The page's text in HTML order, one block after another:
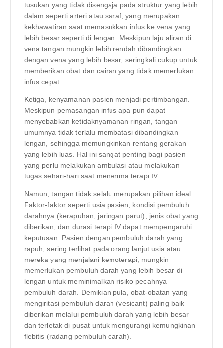
tusukan yang tidak disengaja pada struktur yang lebih
dalam seperti arteri atau saraf, yang merupakan
kekhawatiran saat memasukkan infus ke vena yang
lebih besar seperti di lengan. Meskipun laju aliran di
vena tangan mungkin lebih rendah dibandingkan
dengan vena yang lebih besar, seringkali cukup untuk
memberikan obat dan cairan yang tidak memerlukan
infus cepat.
Ketiga, kenyamanan pasien menjadi pertimbangan.
Meskipun pemasangan infus apa pun dapat
menyebabkan ketidaknyamanan ringan, tangan
umumnya tidak terlalu membatasi dibandingkan
lengan, sehingga memungkinkan rentang gerakan
yang lebih luas. Hal ini sangat penting bagi pasien
yang perlu melakukan ambulasi atau melakukan
tugas sehari-hari saat menerima terapi IV.
Namun, tangan tidak selalu merupakan pilihan ideal.
Faktor-faktor seperti usia pasien, kondisi pembuluh
darahnya (kerapuhan, jaringan parut), jenis obat yang
diberikan, dan durasi terapi IV dapat mempengaruhi
keputusan. Pasien dengan pembuluh darah yang
rapuh, sering terlihat pada orang lanjut usia atau
mereka yang menjalani kemoterapi, mungkin
memerlukan pembuluh darah yang lebih besar di
lengan untuk meminimalkan risiko pecahnya
pembuluh darah. Demikian pula, obat-obatan yang
mengiritasi pembuluh darah (vesicant) paling baik
diberikan melalui pembuluh darah yang lebih besar
dan terletak di pusat untuk mengurangi kemungkinan
flebitis (radang pembuluh darah).